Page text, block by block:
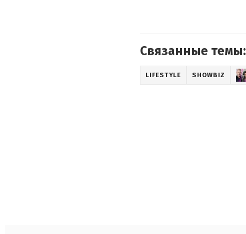
Связанные темы:
LIFESTYLE SHOWBIZ